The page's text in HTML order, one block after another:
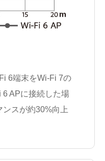
6端末をWi-Fi 7の
APに接続した場
スが約30%向上